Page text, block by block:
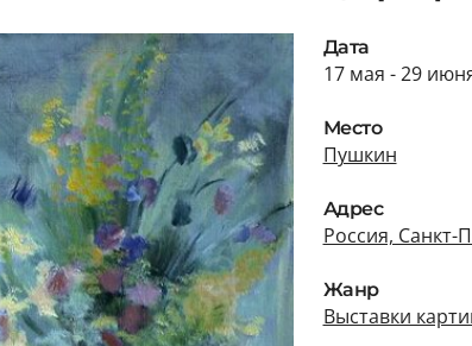
Дата
17 мая - 29
Место
Пушкин
Адрес
Россия, Санкт-
Жанр
Выставки